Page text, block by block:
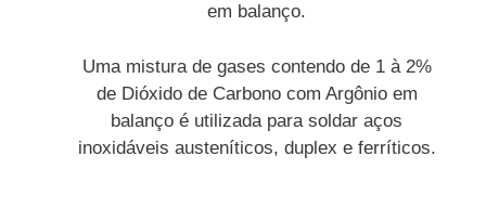
em balanço.
Uma mistura de gases contendo de 1 à 2%
de Dióxido de Carbono com Argônio em
balanço é utilizada para soldar aços
inoxidáveis austeníticos, duplex e ferríticos.